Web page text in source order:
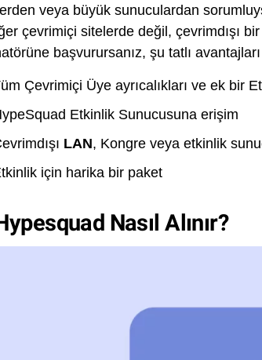
veya büyük sunuculardan
çevrimiçi sitelerde değil, çevrimdışı
başvurursanız, şu tatlı
Çevrimiçi Üye ayrıcalıkları ve ek bir
Etkinlik Sunucusuna erişim
LAN, Kongre veya etkinlik
için harika bir paket
Nasıl Alınır?